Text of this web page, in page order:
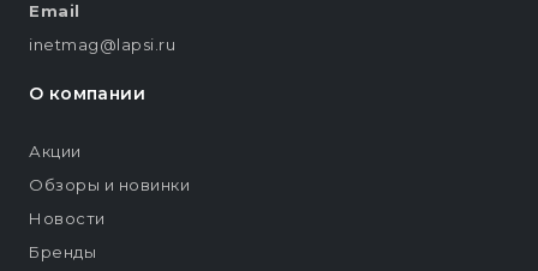
Email
inetmag@lapsi.ru
О компании
Акции
Обзоры и новинки
Новости
Бренды